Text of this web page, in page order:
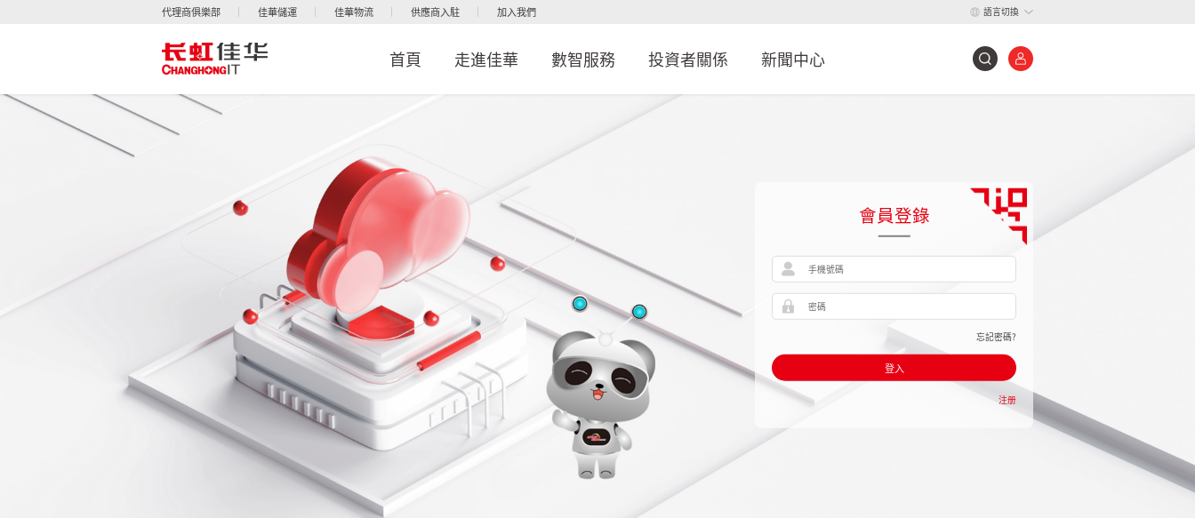
代理商俱樂部 佳華儲運 佳華物流 供應商入駐 加入我們 語言切換
首頁 走進佳華 數智服務 投資者關係 新聞中心
會員登錄
忘記密碼?
登入
注册